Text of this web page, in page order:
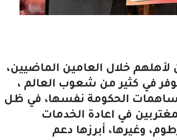
لأهلهم خلال العامين الماضيين،
في كثير من شعوب العالم ،
الحكومة نفسها، في ظل
في اعادة الخدمات
وغيرها، أبرزها دعم